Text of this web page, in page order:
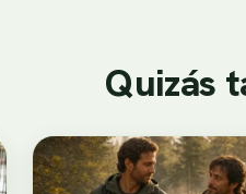
Quizás